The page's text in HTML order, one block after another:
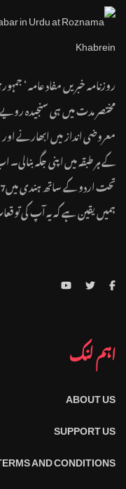
روزنامہ خبریں مفاد عامہ ‘
مختصر مدت میں ہی سنجیدہ
معروضی انداز میں ابھارنے
کے ہر طبقہ میں اپنی جگہ
ہمیں یقین ہے کہ یہ آپ کی
اہم لنک
ABOUT US
SUPPORT US
AND CONDITIONS